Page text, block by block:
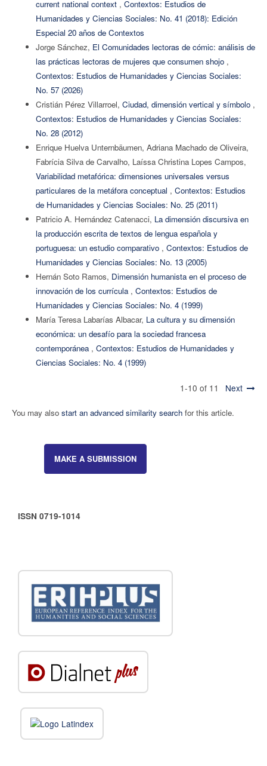
current national context , Contextos: Estudios de
Humanidades y Ciencias Sociales: No. 41 (2018): Edición
Especial 20 años de Contextos
Jorge Sánchez, El Comunidades lectoras de cómic: análisis de
las prácticas lectoras de mujeres que consumen shojo ,
Contextos: Estudios de Humanidades y Ciencias Sociales:
No. 57 (2026)
Cristián Pérez Villarroel, Ciudad, dimensión vertical y símbolo ,
Contextos: Estudios de Humanidades y Ciencias Sociales:
No. 28 (2012)
Enrique Huelva Unternbäumen, Adriana Machado de Oliveira,
Fabrícia Silva de Carvalho, Laíssa Christina Lopes Campos,
Variabilidad metafórica: dimensiones universales versus
particulares de la metáfora conceptual , Contextos: Estudios
de Humanidades y Ciencias Sociales: No. 25 (2011)
Patricio A. Hernández Catenacci, La dimensión discursiva en
la producción escrita de textos de lengua española y
portuguesa: un estudio comparativo , Contextos: Estudios de
Humanidades y Ciencias Sociales: No. 13 (2005)
Hernán Soto Ramos, Dimensión humanista en el proceso de
innovación de los currícula , Contextos: Estudios de
Humanidades y Ciencias Sociales: No. 4 (1999)
María Teresa Labarías Albacar, La cultura y su dimensión
económica: un desafío para la sociedad francesa
contemporánea , Contextos: Estudios de Humanidades y
Ciencias Sociales: No. 4 (1999)
1-10 of 11 Next
You may also start an advanced similarity searchfor this article.
MAKE A SUBMISSION
ISSN 0719-1014